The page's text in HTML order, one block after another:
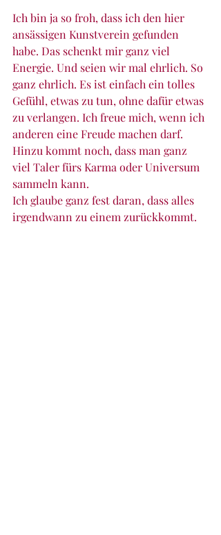
Ich bin ja so froh, dass ich den hier
ansässigen Kunstverein gefunden
habe. Das schenkt mir ganz viel
Energie. Und seien wir mal ehrlich. So
ganz ehrlich. Es ist einfach ein tolles
Gefühl, etwas zu tun, ohne dafür etwas
zu verlangen. Ich freue mich, wenn ich
anderen eine Freude machen darf.
Hinzu kommt noch, dass man ganz
viel Taler fürs Karma oder Universum
sammeln kann.
Ich glaube ganz fest daran, dass alles
irgendwann zu einem zurückkommt.